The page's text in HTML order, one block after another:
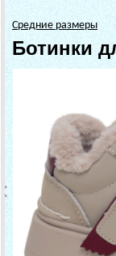
Средние размеры
Ботинки